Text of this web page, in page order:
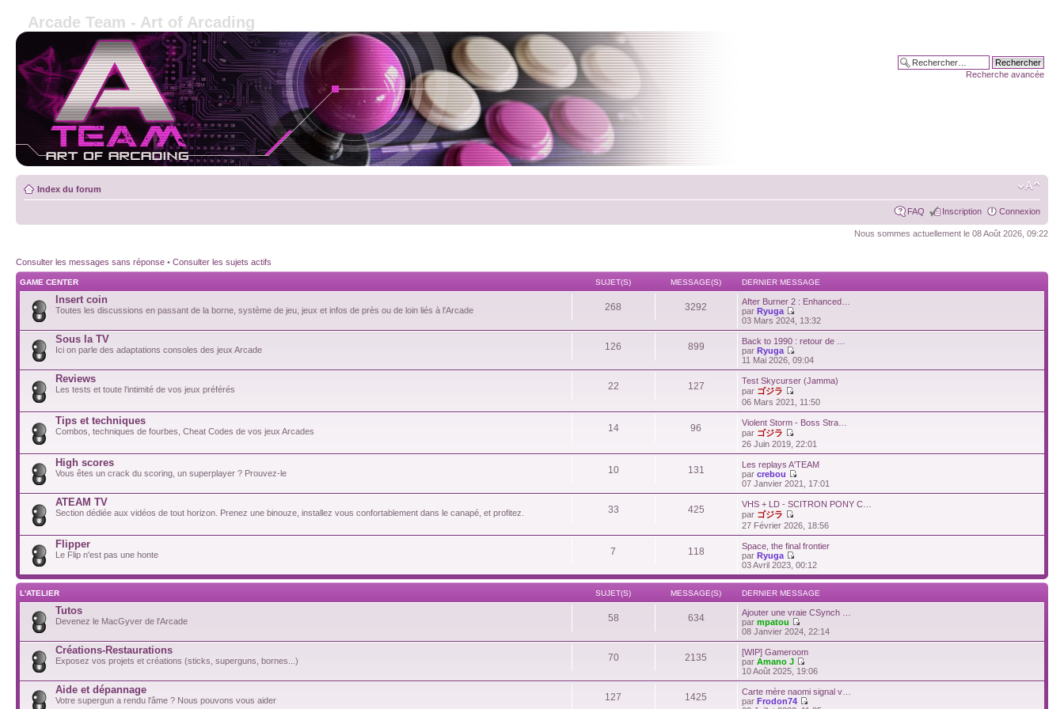
Arcade Team - Art of Arcading
Recherche avancée
Index du forum
FAQ Inscription Connexion
Nous sommes actuellement le 08 Août 2026, 09:22
Consulter les messages sans réponse • Consulter les sujets actifs
GAME CENTER SUJET(S) MESSAGE(S) DERNIER MESSAGE
Insert coin
Toutes les discussions en passant de la borne, système de jeu, jeux et infos de près ou de loin liés à l'Arcade 268 3292
After Burner 2 : Enhanced…
parRyuga
03 Mars 2024, 13:32
Sous la TV
Ici on parle des adaptations consoles des jeux Arcade 126 899
Back to 1990 : retour de …
parRyuga
11 Mai 2026, 09:04
Reviews
Les tests et toute l'intimité de vos jeux préférés 22 127
Test Skycurser (Jamma)
par ゴジラ
06 Mars 2021, 11:50
Tips et techniques
Combos, techniques de fourbes, Cheat Codes de vos jeux Arcades 14 96
Violent Storm - Boss Stra…
par ゴジラ
26 Juin 2019, 22:01
High scores
Vous êtes un crack du scoring, un superplayer ? Prouvez-le 10 131
Les replays A'TEAM
parcrebou
07 Janvier 2021, 17:01
ATEAM TV
Section dédiée aux vidéos de tout horizon. Prenez une binouze, installez vous confortablement dans le canapé, et profitez. 33 425
VHS + LD - SCITRON PONY C…
par ゴジラ
27 Février 2026, 18:56
Flipper
Le Flip n'est pas une honte 7 118
Space, the final frontier
parRyuga
03 Avril 2023, 00:12
L'ATELIER SUJET(S) MESSAGE(S) DERNIER MESSAGE
Tutos
Devenez le MacGyver de l'Arcade 58 634
Ajouter une vraie CSynch …
parmpatou
08 Janvier 2024, 22:14
Créations-Restaurations
Exposez vos projets et créations (sticks, superguns, bornes...) 70 2135
[WIP] Gameroom
parAmano J
10 Août 2025, 19:06
Aide et dépannage
Votre supergun a rendu l'âme ? Nous pouvons vous aider 127 1425
Carte mère naomi signal v…
parFrodon74